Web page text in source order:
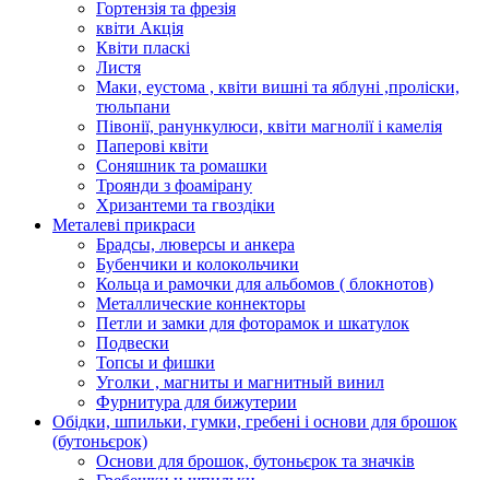
Гортензія та фрезія
квіти Акція
Квіти пласкі
Листя
Маки, еустома , квіти вишні та яблуні ,проліски,
тюльпани
Півонії, ранункулюси, квіти магнолії і камелія
Паперові квіти
Соняшник та ромашки
Троянди з фоамірану
Хризантеми та гвоздіки
Металеві прикраси
Брадсы, люверсы и анкера
Бубенчики и колокольчики
Кольца и рамочки для альбомов ( блокнотов)
Металлические коннекторы
Петли и замки для фоторамок и шкатулок
Подвески
Топсы и фишки
Уголки , магниты и магнитный винил
Фурнитура для бижутерии
Обідки, шпильки, гумки, гребені і основи для брошок
(бутоньєрок)
Основи для брошок, бутоньєрок та значків